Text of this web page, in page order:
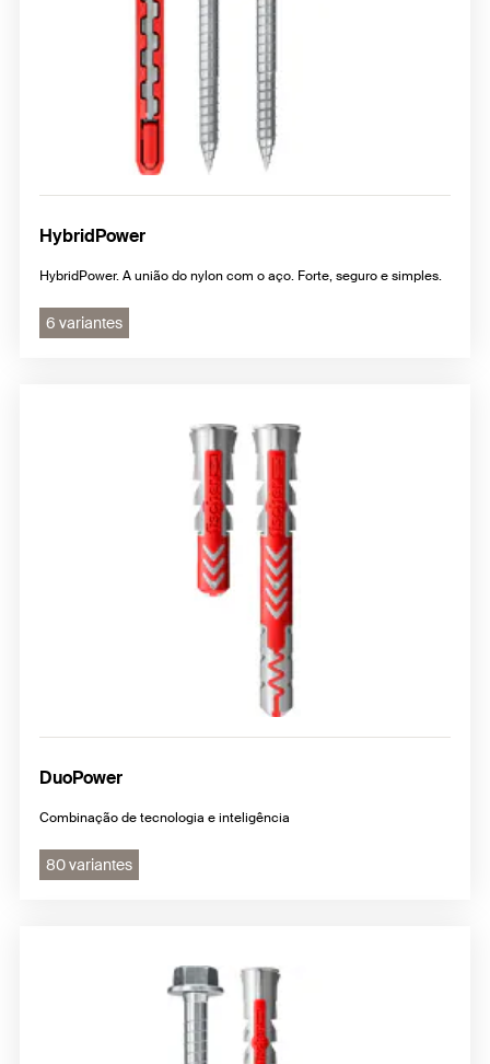
HybridPower
HybridPower. A união do nylon com o aço. Forte, seguro e simples.
6 variantes
DuoPower
Combinação de tecnologia e inteligência
80 variantes